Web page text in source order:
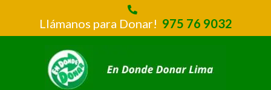
Llámanos para Donar! 975 76 9032